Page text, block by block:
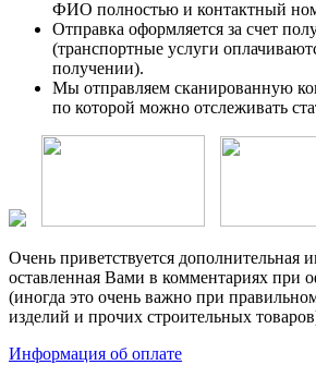
ФИО полностью и контактный
Отправка оформляется за счет
(транспортные услуги
получении).
Мы отправляем сканированную
по которой можно отслеживать
Очень приветствуется дополнительная
оставленная Вами в комментариях при
(иногда это очень важно при
изделий и прочих строительных
Информация об оплате